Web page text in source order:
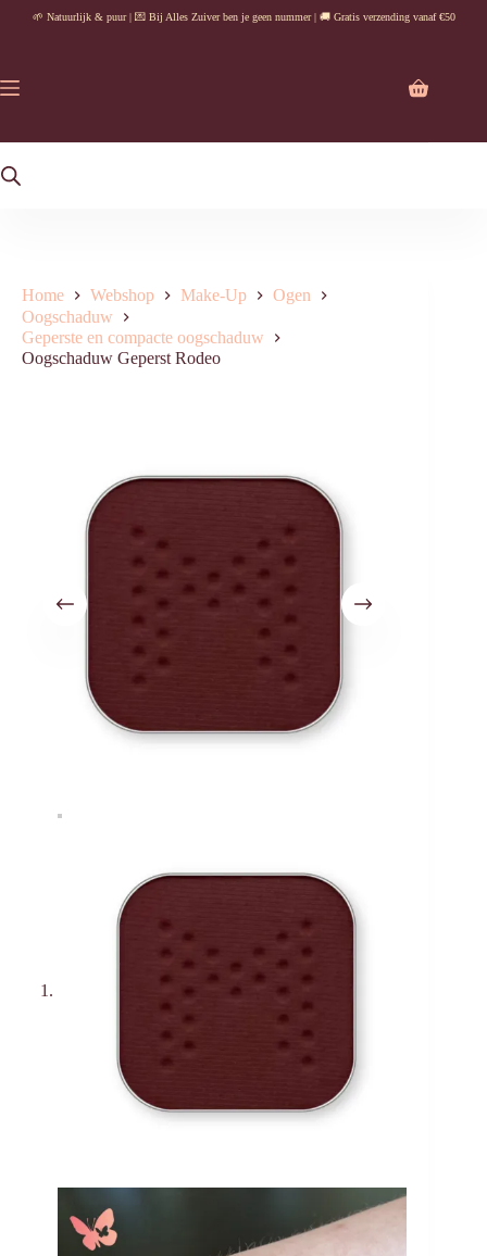
🌱 Natuurlijk & puur | 💌 Bij Alles Zuiver ben je geen nummer | 🚚 Gratis verzending vanaf €50
Home Webshop Make-Up
Ogen
Oogschaduw
Geperste en compacte oogschaduw
Oogschaduw Geperst Rodeo